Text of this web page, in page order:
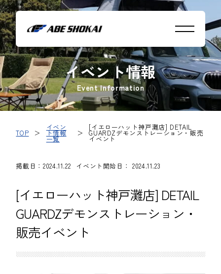
イベント情報
Event Information
TOP ＞
イベン
ト情報
一覧
＞
[イエローハット神戸灘店] DETAIL
GUARDZデモンストレーション・販売
イベント
掲載日：2024.11.22 イベント開始日： 2024.11.23
[イエローハット神戸灘店] DETAIL
GUARDZデモンストレーション・
販売イベント